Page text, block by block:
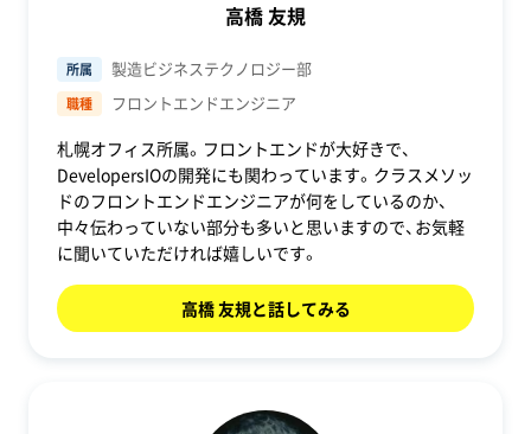
高橋 友規
所属 製造ビジネステクノロジー部
職種 フロントエンドエンジニア
札幌オフィス所属。フロントエンドが大好きで、
DevelopersIOの開発にも関わっています。クラスメソッ
ドのフロントエンドエンジニアが何をしているのか、
中々伝わっていない部分も多いと思いますので、お気軽
に聞いていただければ嬉しいです。
高橋 友規と話してみる